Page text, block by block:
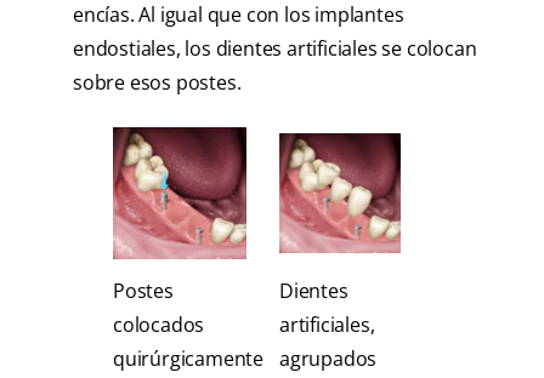
encías. Al igual que con los implantes
endostiales, los dientes artificiales se colocan
sobre esos postes.
Postes
colocados
quirúrgicamente
Dientes
artificiales,
agrupados